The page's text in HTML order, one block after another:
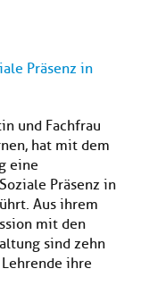
Präsenz in
und Fachfrau
hat mit dem
eine
Präsenz in
Aus ihrem
mit den
sind zehn
ihre